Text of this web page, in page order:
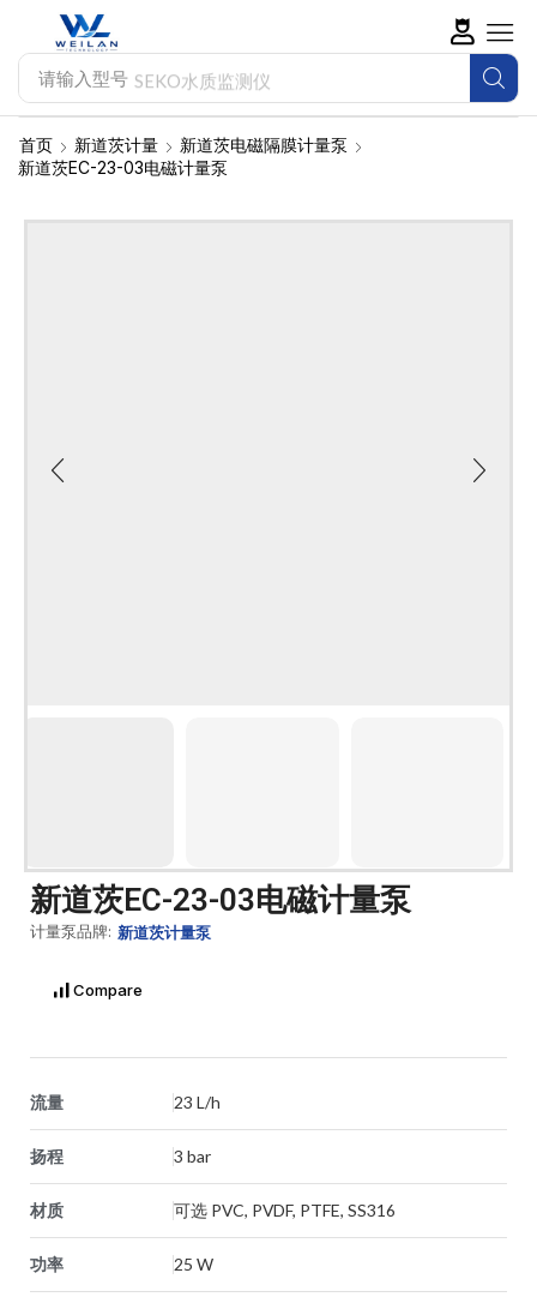
请输入型号 SEKO水质监测仪
首页 新道茨计量
新道茨电磁隔膜计量泵
新道茨EC-23-03电磁计量泵
新道茨EC-23-03电磁计量泵
计量泵品牌: 新道茨计量泵
Compare
流量 23 L/h
扬程 3 bar
材质 可选 PVC, PVDF, PTFE, SS316
功率 25 W